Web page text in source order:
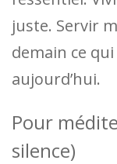
juste. Servir
demain ce
aujourd’hui.
Pour
silence)